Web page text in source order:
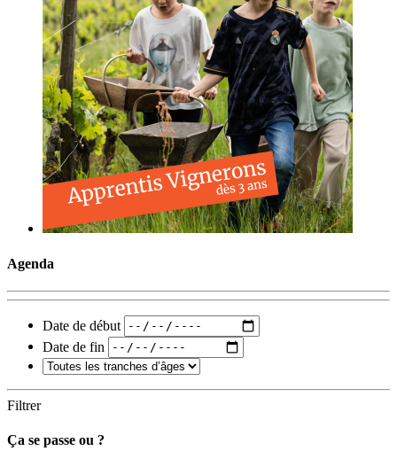
Agenda
Date de début
Date de fin
Filtrer
Ça se passe ou ?